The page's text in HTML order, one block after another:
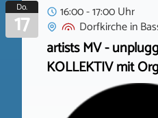
Do.
17
16:00 - 17:00 Uhr
Dorfkirchein
artists MV -
KOLLEKTIV mit